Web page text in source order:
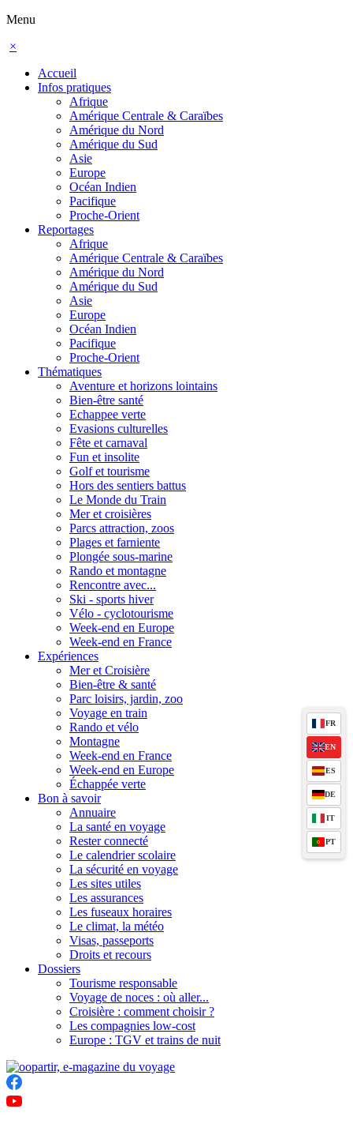
Menu
×
Accueil
Infos pratiques
Afrique
Amérique Centrale & Caraïbes
Amérique du Nord
Amérique du Sud
Asie
Europe
Océan Indien
Pacifique
Proche-Orient
Reportages
Afrique
Amérique Centrale & Caraïbes
Amérique du Nord
Amérique du Sud
Asie
Europe
Océan Indien
Pacifique
Proche-Orient
Thématiques
Aventure et horizons lointains
Bien-être santé
Echappee verte
Evasions culturelles
Fête et carnaval
Fun et insolite
Golf et tourisme
Hors des sentiers battus
Le Monde du Train
Mer et croisières
Parcs attraction, zoos
Plages et farniente
Plongée sous-marine
Rando et montagne
Rencontre avec...
Ski - sports hiver
Vélo - cyclotourisme
Week-end en Europe
Week-end en France
Expériences
Mer et Croisière
Bien-être & santé
Parc loisirs, jardin, zoo
Voyage en train
Rando et vélo
Montagne
Week-end en France
Week-end en Europe
Échappée verte
Bon à savoir
Annuaire
La santé en voyage
Rester connecté
Le calendrier scolaire
La sécurité en voyage
Les sites utiles
Les assurances
Les fuseaux horaires
Le climat, la météo
Visas, passeports
Droits et recours
Dossiers
Tourisme responsable
Voyage de noces : où aller...
Croisière : comment choisir ?
Les compagnies low-cost
Europe : TGV et trains de nuit
FR
EN
ES
DE
IT
PT